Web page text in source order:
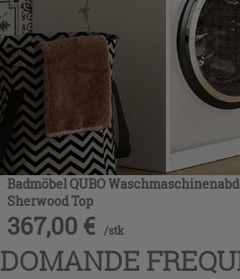
Badmöbel QUBO
Sherwood Top
367,00 € /stk
DOMANDE